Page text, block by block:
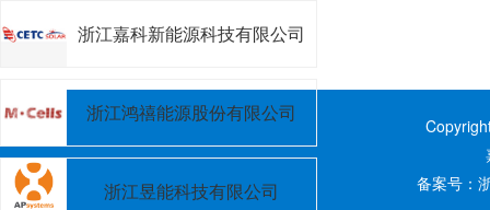
浙江嘉科新能源科技有限公司
浙江鸿禧能源股份有限公司
浙江昱能科技有限公司
备案号：